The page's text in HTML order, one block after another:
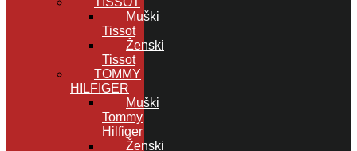
Muški
Tissot
Ženski
Tissot
TOMMY
HILFIGER
Muški
Tommy
Hilfiger
Ženski